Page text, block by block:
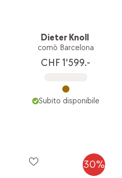
Dieter Knoll
comò Barcelona
CHF 1'599.-
Subito disponibile
30%